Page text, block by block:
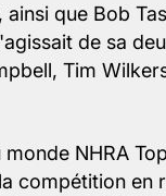
que Bob
de sa
Tim
NHRA
compétition